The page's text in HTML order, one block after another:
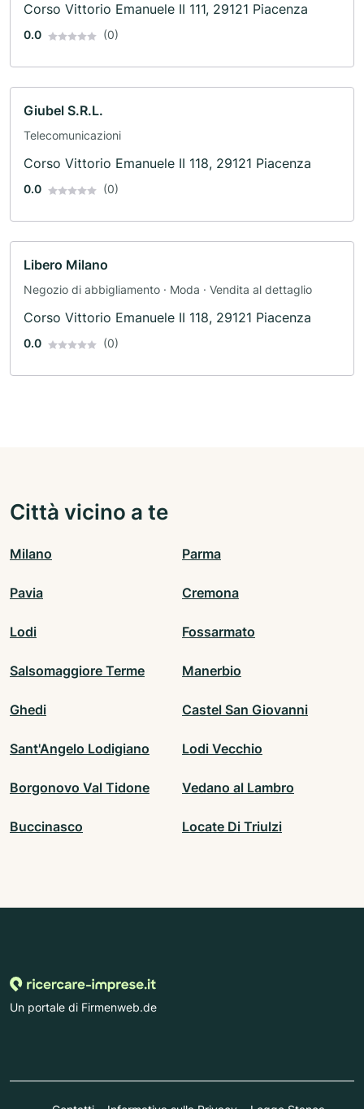
Corso Vittorio Emanuele II 111, 29121 Piacenza
0.0 (0)
Giubel S.R.L.
Telecomunicazioni
Corso Vittorio Emanuele II 118, 29121 Piacenza
0.0 (0)
Libero Milano
Negozio di abbigliamento · Moda · Vendita al dettaglio
Corso Vittorio Emanuele II 118, 29121 Piacenza
0.0 (0)
Città vicino a te
Milano Parma
Pavia Cremona
Lodi Fossarmato
Salsomaggiore Terme Manerbio
Ghedi Castel San Giovanni
Sant'Angelo Lodigiano Lodi Vecchio
Borgonovo Val Tidone Vedano al Lambro
Buccinasco Locate Di Triulzi
Un portale di Firmenweb.de